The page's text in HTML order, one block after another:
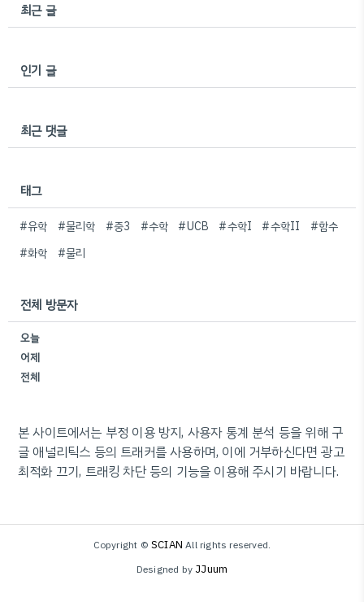
최근 글
인기 글
최근 댓글
태그
#유학 #물리학 #중3 #수학 #UCB #수학I #수학II
#함수
#화학
#물리
전체 방문자
오늘
어제
전체
본 사이트에서는 부정 이용 방지, 사용자 통계 분석 등을 위해 구
글 애널리틱스 등의 트래커를 사용하며, 이에 거부하신다면 광고
최적화 끄기, 트래킹 차단 등의 기능을 이용해 주시기 바랍니다.
Copyright ©SCIAN All rights reserved.
Designed by JJuum